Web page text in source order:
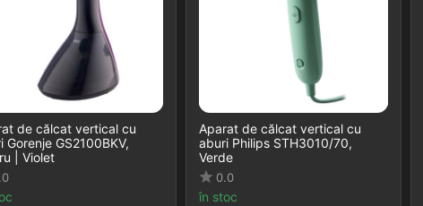
de călcat vertical cu
Gorenje GS2100BKV,
| Violet
Aparat de călcat vertical cu
aburi Philips STH3010/70,
Verde
0.0
în stoc